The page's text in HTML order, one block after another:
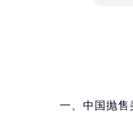
一、中国抛售